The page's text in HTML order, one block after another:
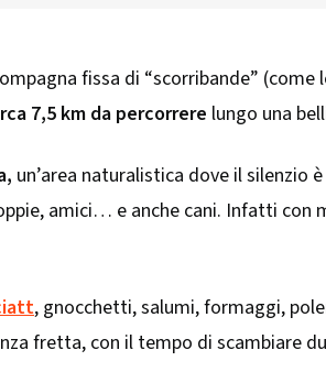
fissa di “scorribande”
7,5 km da percorrere lungo una
un’area naturalistica dove il silenzio
amici… e anche cani. Infatti con
, gnocchetti, salumi, formaggi,
fretta, con il tempo di scambiare